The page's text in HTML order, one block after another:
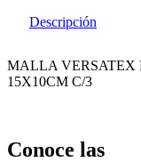
Descripción
MALLA VERSATEX
15X10CM C/3
Conoce las